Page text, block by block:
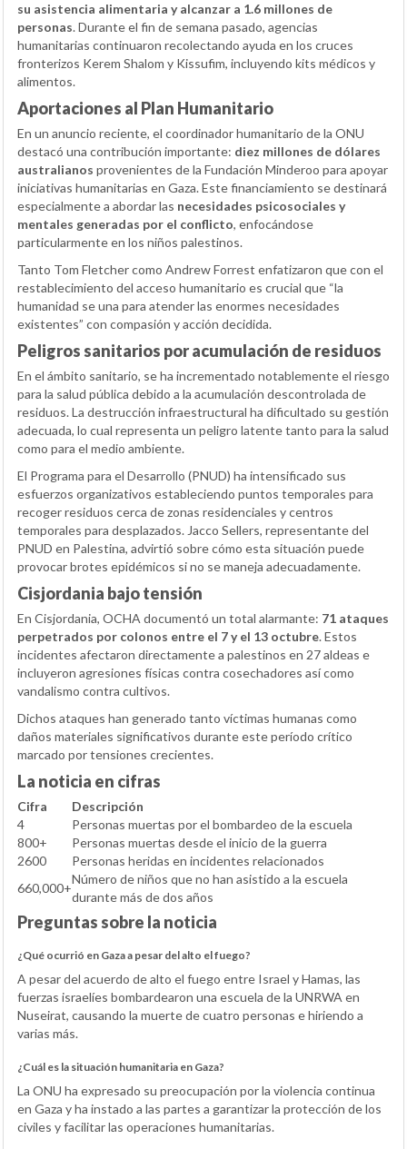
su asistencia alimentaria y alcanzar a 1.6 millones de
personas. Durante el fin de semana pasado, agencias
humanitarias continuaron recolectando ayuda en los cruces
fronterizos Kerem Shalom y Kissufim, incluyendo kits médicos y
alimentos.
Aportaciones al Plan Humanitario
En un anuncio reciente, el coordinador humanitario de la ONU
destacó una contribución importante: diez millones de dólares
australianos provenientes de la Fundación Minderoo para apoyar
iniciativas humanitarias en Gaza. Este financiamiento se destinará
especialmente a abordar las necesidades psicosociales y
mentales generadas por el conflicto, enfocándose
particularmente en los niños palestinos.
Tanto Tom Fletcher como Andrew Forrest enfatizaron que con el
restablecimiento del acceso humanitario es crucial que “la
humanidad se una para atender las enormes necesidades
existentes” con compasión y acción decidida.
Peligros sanitarios por acumulación de residuos
En el ámbito sanitario, se ha incrementado notablemente el riesgo
para la salud pública debido a la acumulación descontrolada de
residuos. La destrucción infraestructural ha dificultado su gestión
adecuada, lo cual representa un peligro latente tanto para la salud
como para el medio ambiente.
El Programa para el Desarrollo (PNUD) ha intensificado sus
esfuerzos organizativos estableciendo puntos temporales para
recoger residuos cerca de zonas residenciales y centros
temporales para desplazados. Jacco Sellers, representante del
PNUD en Palestina, advirtió sobre cómo esta situación puede
provocar brotes epidémicos si no se maneja adecuadamente.
Cisjordania bajo tensión
En Cisjordania, OCHA documentó un total alarmante: 71 ataques
perpetrados por colonos entre el 7 y el 13 octubre. Estos
incidentes afectaron directamente a palestinos en 27 aldeas e
incluyeron agresiones físicas contra cosechadores así como
vandalismo contra cultivos.
Dichos ataques han generado tanto víctimas humanas como
daños materiales significativos durante este período crítico
marcado por tensiones crecientes.
La noticia en cifras
Cifra
Descripción
4
Personas muertas por el bombardeo de la escuela
800+
Personas muertas desde el inicio de la guerra
2600
Personas heridas en incidentes relacionados
660,000+
Número de niños que no han asistido a la escuela
durante más de dos años
Preguntas sobre la noticia
¿Qué ocurrió en Gaza a pesar del alto el fuego?
A pesar del acuerdo de alto el fuego entre Israel y Hamas, las
fuerzas israelíes bombardearon una escuela de la UNRWA en
Nuseirat, causando la muerte de cuatro personas e hiriendo a
varias más.
¿Cuál es la situación humanitaria en Gaza?
La ONU ha expresado su preocupación por la violencia continua
en Gaza y ha instado a las partes a garantizar la protección de los
civiles y facilitar las operaciones humanitarias.